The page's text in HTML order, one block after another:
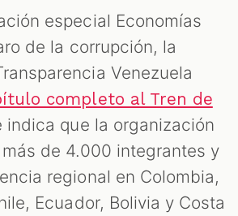
especial Economías
de la corrupción, la
Venezuela
completo al Tren de
indica que la organización
de 4.000 integrantes y
regional en Colombia,
Ecuador, Bolivia y Costa